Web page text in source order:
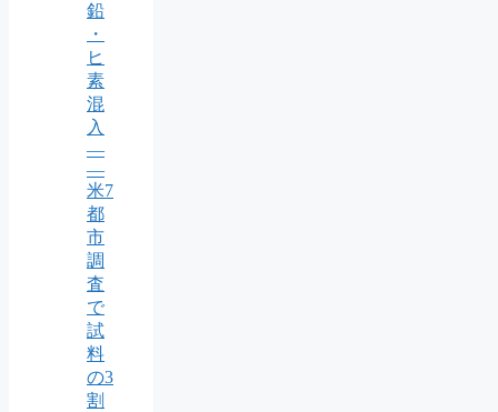
鉛
・
ヒ
素
混
入
—
—
米7
都
市
調
査
で
試
料
の3
割